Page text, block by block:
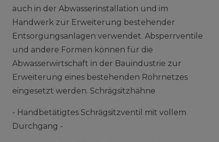
auch in der Abwasserinstallation und im
Handwerk zur Erweiterung bestehender
Entsorgungsanlagen verwendet. Absperrventile
und andere Formen können für die
Abwasserwirtschaft in der Bauindustrie zur
Erweiterung eines bestehenden Rohrnetzes
eingesetzt werden. Schrägsitzhähne
- Handbetätigtes Schrägsitzventil mit vollem
Durchgang -